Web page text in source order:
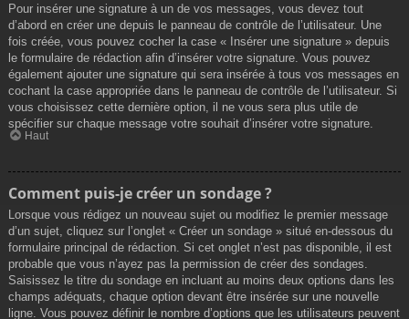
Pour insérer une signature à un de vos messages, vous devez tout
d’abord en créer une depuis le panneau de contrôle de l’utilisateur. Une
fois créée, vous pouvez cocher la case « Insérer une signature » depuis
le formulaire de rédaction afin d’insérer votre signature. Vous pouvez
également ajouter une signature qui sera insérée à tous vos messages en
cochant la case appropriée dans le panneau de contrôle de l’utilisateur. Si
vous choisissez cette dernière option, il ne vous sera plus utile de
spécifier sur chaque message votre souhait d’insérer votre signature.
Haut
Comment puis-je créer un sondage ?
Lorsque vous rédigez un nouveau sujet ou modifiez le premier message
d’un sujet, cliquez sur l’onglet « Créer un sondage » situé en-dessous du
formulaire principal de rédaction. Si cet onglet n’est pas disponible, il est
probable que vous n’ayez pas la permission de créer des sondages.
Saisissez le titre du sondage en incluant au moins deux options dans les
champs adéquats, chaque option devant être insérée sur une nouvelle
ligne. Vous pouvez définir le nombre d’options que les utilisateurs peuvent